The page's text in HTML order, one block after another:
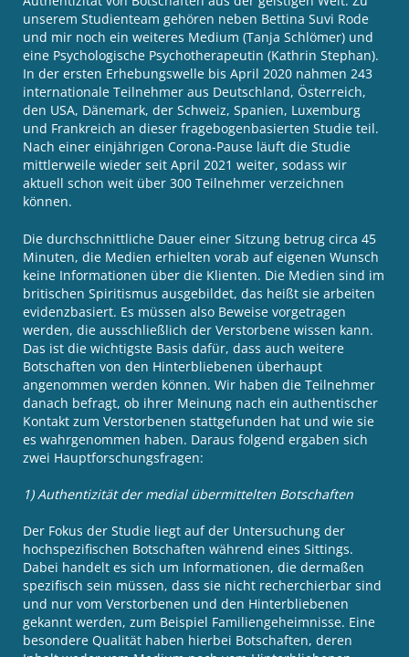
unserem Studienteam gehören neben Bettina Suvi Rode
und mir noch ein weiteres Medium (Tanja Schlömer) und
eine Psychologische Psychotherapeutin (Kathrin Stephan).
In der ersten Erhebungswelle bis April 2020 nahmen 243
internationale Teilnehmer aus Deutschland, Österreich,
den USA, Dänemark, der Schweiz, Spanien, Luxemburg
und Frankreich an dieser fragebogenbasierten Studie teil.
Nach einer einjährigen Corona-Pause läuft die Studie
mittlerweile wieder seit April 2021 weiter, sodass wir
aktuell schon weit über 300 Teilnehmer verzeichnen
können.
Die durchschnittliche Dauer einer Sitzung betrug circa 45
Minuten, die Medien erhielten vorab auf eigenen Wunsch
keine Informationen über die Klienten. Die Medien sind im
britischen Spiritismus ausgebildet, das heißt sie arbeiten
evidenzbasiert. Es müssen also Beweise vorgetragen
werden, die ausschließlich der Verstorbene wissen kann.
Das ist die wichtigste Basis dafür, dass auch weitere
Botschaften von den Hinterbliebenen überhaupt
angenommen werden können. Wir haben die Teilnehmer
danach befragt, ob ihrer Meinung nach ein authentischer
Kontakt zum Verstorbenen stattgefunden hat und wie sie
es wahrgenommen haben. Daraus folgend ergaben sich
zwei Hauptforschungsfragen:
1) Authentizität der medial übermittelten Botschaften
Der Fokus der Studie liegt auf der Untersuchung der
hochspezifischen Botschaften während eines Sittings.
Dabei handelt es sich um Informationen, die dermaßen
spezifisch sein müssen, dass sie nicht recherchierbar sind
und nur vom Verstorbenen und den Hinterbliebenen
gekannt werden, zum Beispiel Familiengeheimnisse. Eine
besondere Qualität haben hierbei Botschaften, deren